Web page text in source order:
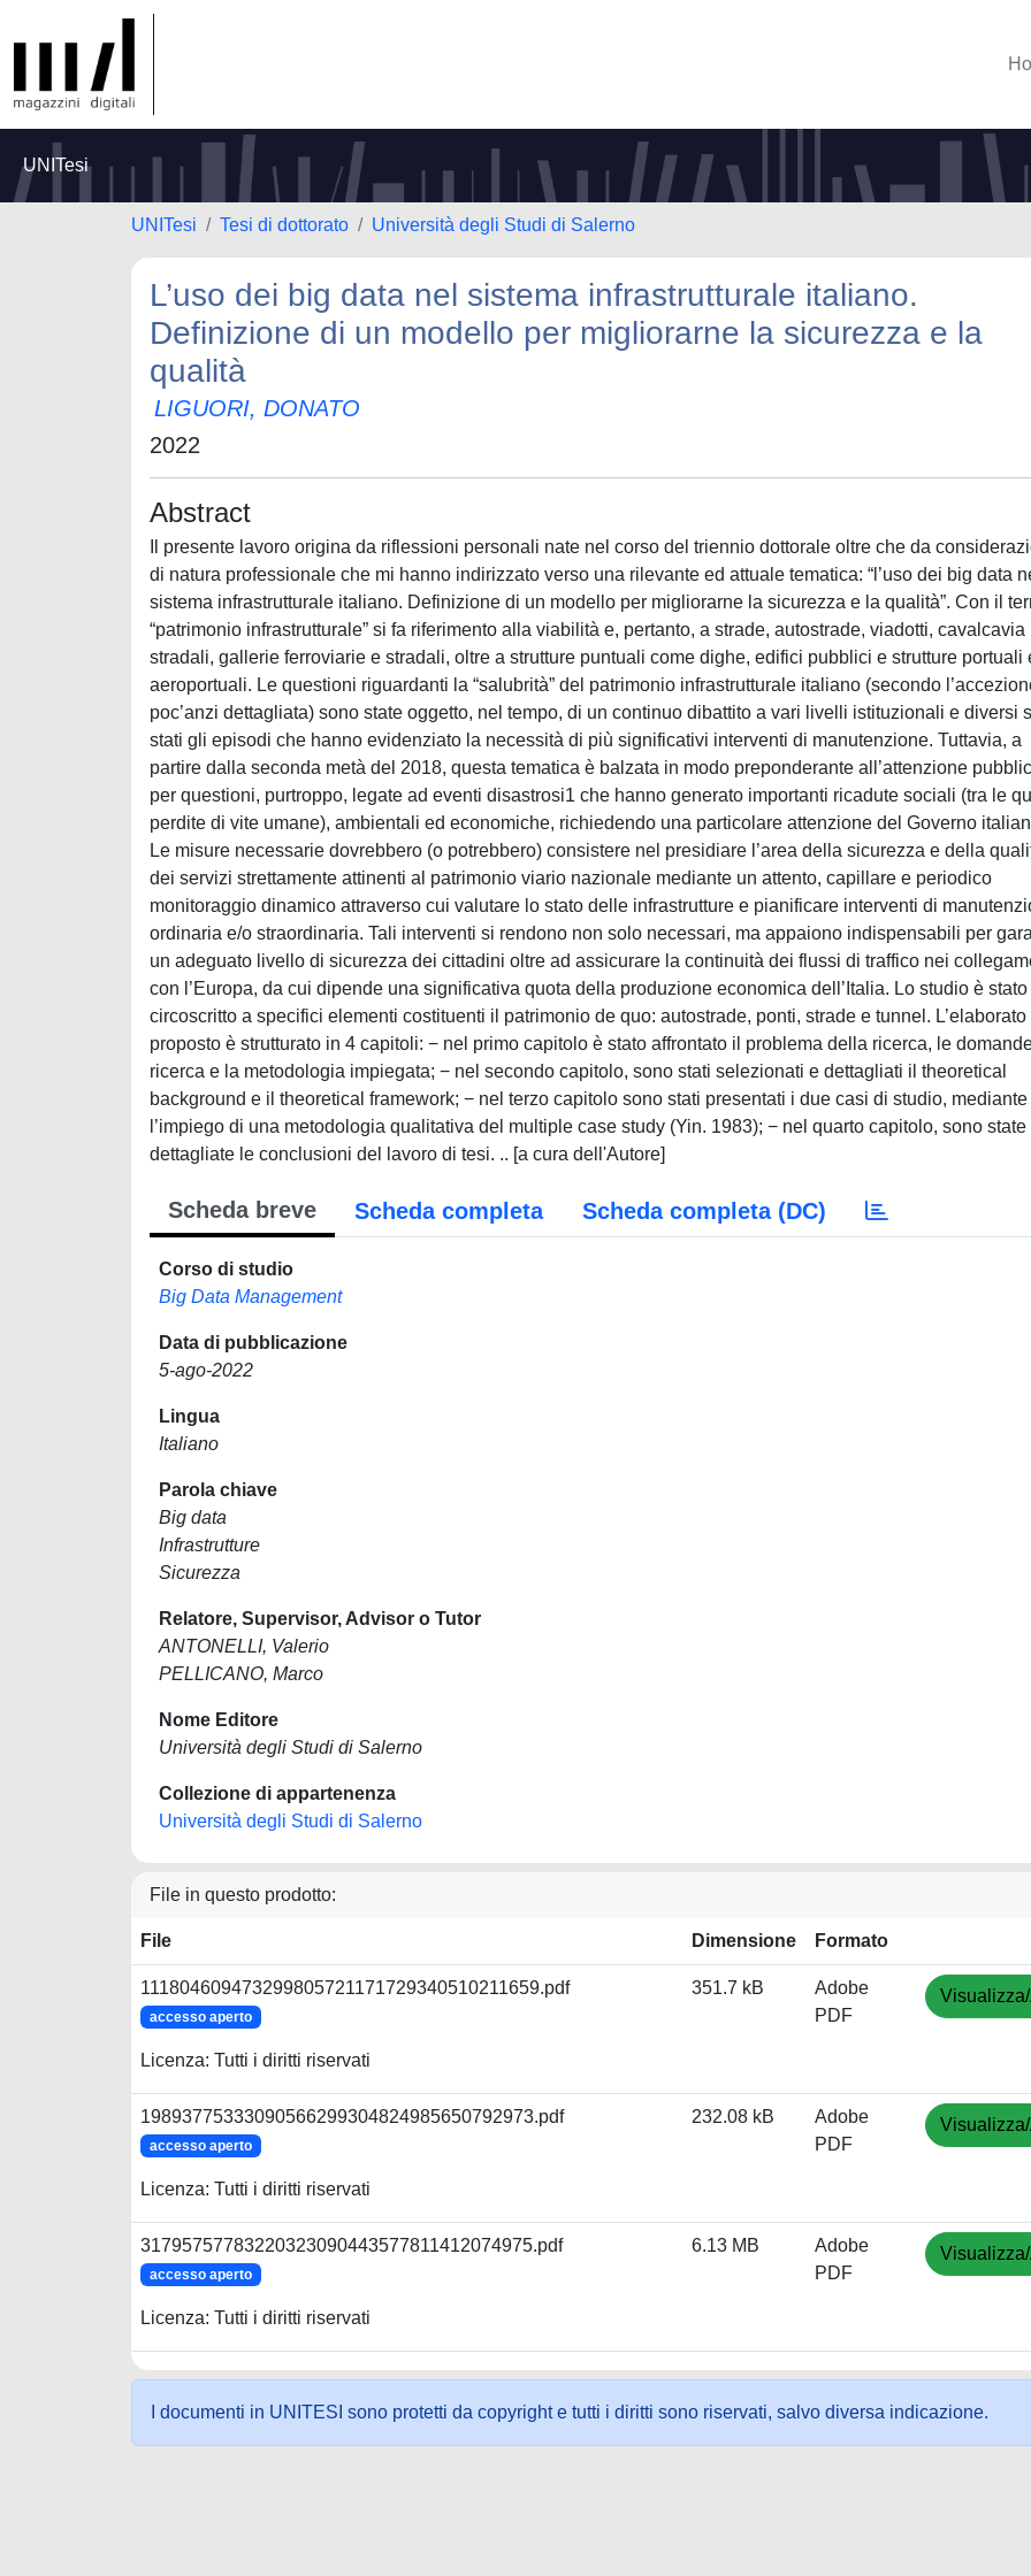
UNITesi
UNITesi Tesi di dottorato Università degli Studi di Salerno
L’uso dei big data nel sistema infrastrutturale italiano.
Definizione di un modello per migliorarne la sicurezza e la
qualità
LIGUORI, DONATO
2022
Abstract
Il presente lavoro origina da riflessioni personali nate nel corso del triennio dottorale oltre che da
di natura professionale che mi hanno indirizzato verso una rilevante ed attuale tematica: “l’uso dei big data
sistema infrastrutturale italiano. Definizione di un modello per migliorarne la sicurezza e la qualità”. Con il
“patrimonio infrastrutturale” si fa riferimento alla viabilità e, pertanto, a strade, autostrade, viadotti, cavalcavia
stradali, gallerie ferroviarie e stradali, oltre a strutture puntuali come dighe, edifici pubblici e strutture portuali
aeroportuali. Le questioni riguardanti la “salubrità” del patrimonio infrastrutturale italiano (secondo
poc’anzi dettagliata) sono state oggetto, nel tempo, di un continuo dibattito a vari livelli istituzionali e diversi
stati gli episodi che hanno evidenziato la necessità di più significativi interventi di manutenzione. Tuttavia, a
partire dalla seconda metà del 2018, questa tematica è balzata in modo preponderante all’attenzione
per questioni, purtroppo, legate ad eventi disastrosi1 che hanno generato importanti ricadute sociali (tra le
perdite di vite umane), ambientali ed economiche, richiedendo una particolare attenzione del Governo
Le misure necessarie dovrebbero (o potrebbero) consistere nel presidiare l’area della sicurezza e della
dei servizi strettamente attinenti al patrimonio viario nazionale mediante un attento, capillare e periodico
monitoraggio dinamico attraverso cui valutare lo stato delle infrastrutture e pianificare interventi di
ordinaria e/o straordinaria. Tali interventi si rendono non solo necessari, ma appaiono indispensabili per
un adeguato livello di sicurezza dei cittadini oltre ad assicurare la continuità dei flussi di traffico nei
con l’Europa, da cui dipende una significativa quota della produzione economica dell’Italia. Lo studio è stato
circoscritto a specifici elementi costituenti il patrimonio de quo: autostrade, ponti, strade e tunnel. L’elaborato
proposto è strutturato in 4 capitoli: − nel primo capitolo è stato affrontato il problema della ricerca, le
ricerca e la metodologia impiegata; − nel secondo capitolo, sono stati selezionati e dettagliati il theoretical
background e il theoretical framework; − nel terzo capitolo sono stati presentati i due casi di studio, mediante
l’impiego di una metodologia qualitativa del multiple case study (Yin. 1983); − nel quarto capitolo, sono state
dettagliate le conclusioni del lavoro di tesi. .. [a cura dell'Autore]
Scheda breve Scheda completa Scheda completa (DC)
Corso di studio
Big Data Management
Data di pubblicazione
5-ago-2022
Lingua
Italiano
Parola chiave
Big data
Infrastrutture
Sicurezza
Relatore, Supervisor, Advisor o Tutor
ANTONELLI, Valerio
PELLICANO, Marco
Nome Editore
Università degli Studi di Salerno
Collezione di appartenenza
Università degli Studi di Salerno
File in questo prodotto:
File Dimensione Formato
111804609473299805721171729340510211659.pdf
accesso aperto
Licenza: Tutti i diritti riservati
351.7 kB
Adobe
PDF
19893775333090566299304824985650792973.pdf
accesso aperto
Licenza: Tutti i diritti riservati
232.08 kB
Adobe
PDF
31795757783220323090443577811412074975.pdf
accesso aperto
Licenza: Tutti i diritti riservati
6.13 MB
Adobe
PDF
I documenti in UNITESI sono protetti da copyright e tutti i diritti sono riservati, salvo diversa indicazione.